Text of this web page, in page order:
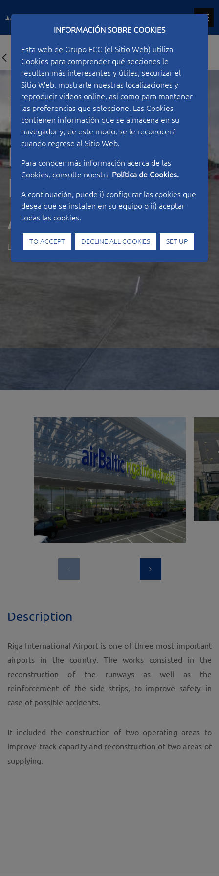
INFORMACIÓN SOBRE COOKIES
Esta web de Grupo FCC (el Sitio Web) utiliza
Cookies para comprender qué secciones le
resultan más interesantes y útiles, securizar el
Sitio Web, mostrarle nuestras localizaciones y
reproducir videos online, así como para mantener
las preferencias que seleccione. Las Cookies
contienen información que se almacena en su
navegador y, de este modo, se le reconocerá
cuando regrese al Sitio Web.
Para conocer más información acerca de las
Cookies, consulte nuestra Política de Cookies.
A continuación, puede i) configurar las cookies que
desea que se instalen en su equipo o ii) aceptar
todas las cookies.
TO ACCEPT DECLINE ALL COOKIES SET UP
Type of work Airports
Riga
International
Airport
LATVIA
Description
Riga International Airport is one of three most important
airports in the country. The works consisted in the
reconstruction of the runways as well as the
reinforcement of the side strips, to improve safety in
case of possible accidents.
It included the construction of two operating areas to
improve track capacity and reconstruction of two areas of
supplying.